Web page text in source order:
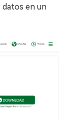
datos en un